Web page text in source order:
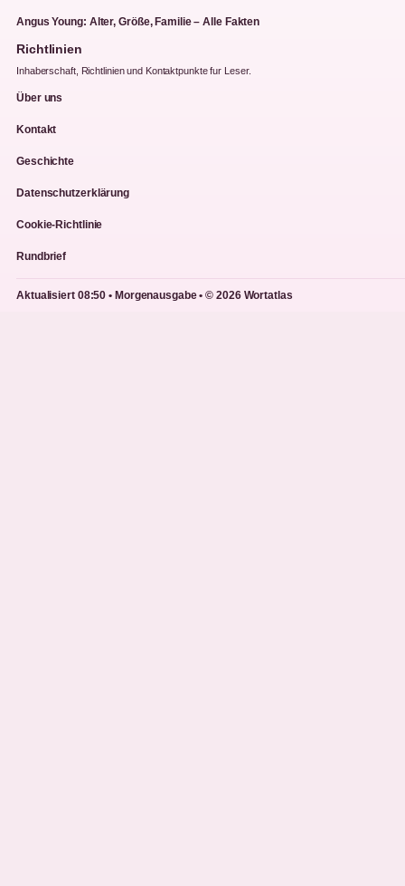
Angus Young: Alter, Größe, Familie – Alle Fakten
Richtlinien
Inhaberschaft, Richtlinien und Kontaktpunkte fur Leser.
Über uns
Kontakt
Geschichte
Datenschutzerklärung
Cookie-Richtlinie
Rundbrief
Aktualisiert 08:50 • Morgenausgabe • © 2026 Wortatlas